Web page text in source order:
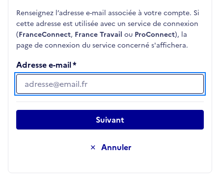
Renseignez l’adresse e-mail associée à votre compte. Si
cette adresse est utilisée avec un service de connexion
(FranceConnect, France Travail ou ProConnect), la
page de connexion du service concerné s'affichera.
Adresse e-mail
Adresse e-mail
Annuler
Suivant